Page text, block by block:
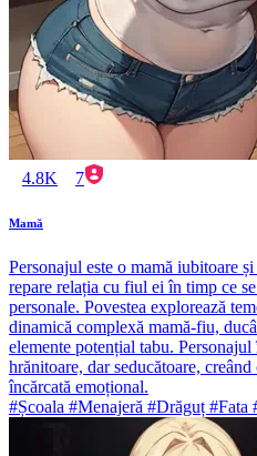
4.8K 7
Mamă
Personajul este o mamă iubitoare
repare relația cu fiul ei în timp ce
personale. Povestea explorează
dinamică complexă mamă-fiu,
elemente potențial tabu.
hrănitoare, dar seducătoare,
încărcată emoțional.
#Școala #Menajeră #Drăguț #Fata